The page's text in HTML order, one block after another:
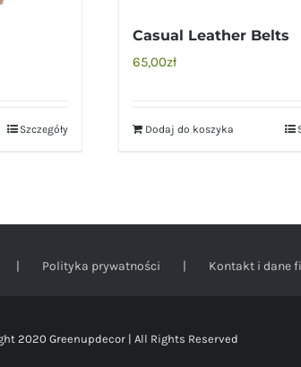
Szczegóły
Casual Leather Belts
65,00zł
Dodaj do koszyka
Polityka prywatności Kontakt i dane
2020 Greenupdecor | All Rights Reserved